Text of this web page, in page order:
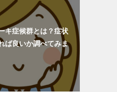
キ症候群とは？症状
ば良いか調べてみま